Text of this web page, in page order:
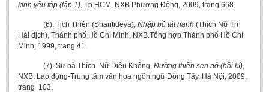
kinh yếu tập (tập 1), Tp.HCM, NXB Phương Đông, 2009, trang 668.
(6): Tịch Thiên (Shantideva), Nhập bồ tát hạnh (Thích Nữ Trí
Hải dịch), Thành phố Hồ Chí Minh, NXB.Tổng hợp Thành phố Hồ Chí
Minh, 1999, trang 41.
(7): Sư bà Thích Nữ Diệu Không, Đường thiền sen nở (hồi kí),
NXB. Lao động-Trung tâm văn hóa ngôn ngữ Đông Tây, Hà Nội, 2009,
trang 103.